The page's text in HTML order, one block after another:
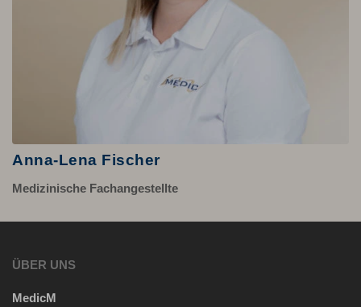
Anna-Lena Fischer
Medizinische Fachangestellte
ÜBER UNS
MedicM